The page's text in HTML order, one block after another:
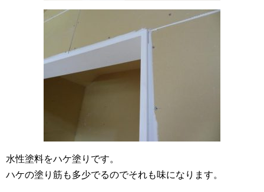
水性塗料をハケ塗りです。
ハケの塗り筋も多少でるのでそれも味になります。